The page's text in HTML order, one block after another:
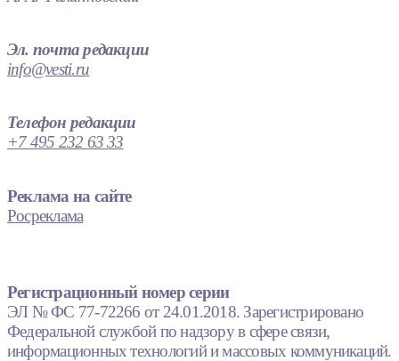
Эл. почта редакции
info@vesti.ru
Телефон редакции
+7 495 232 63 33
Реклама на сайте
Росреклама
Регистрационный номер серии
ЭЛ № ФС 77-72266 от 24.01.2018. Зарегистрировано
Федеральной службой по надзору в сфере связи,
информационных технологий и массовых коммуникаций.